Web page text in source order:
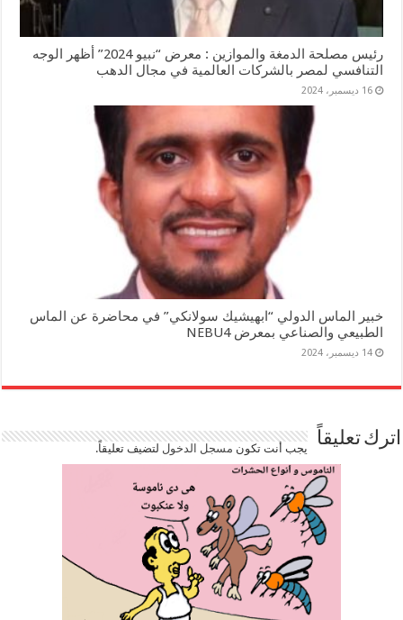
رئيس مصلحة الدمغة والموازين : معرض “نبيو 2024” أظهر الوجه
التنافسي لمصر بالشركات العالمية في مجال الدهب
16 ديسمبر، 2024
خبير الماس الدولي “ابهيشيك سولانكي” في محاضرة عن الماس
الطبيعي والصناعي بمعرض NEBU4
14 ديسمبر، 2024
اترك تعليقاً يجب أنت تكون مسجل الدخوللتضيف تعليقاً.